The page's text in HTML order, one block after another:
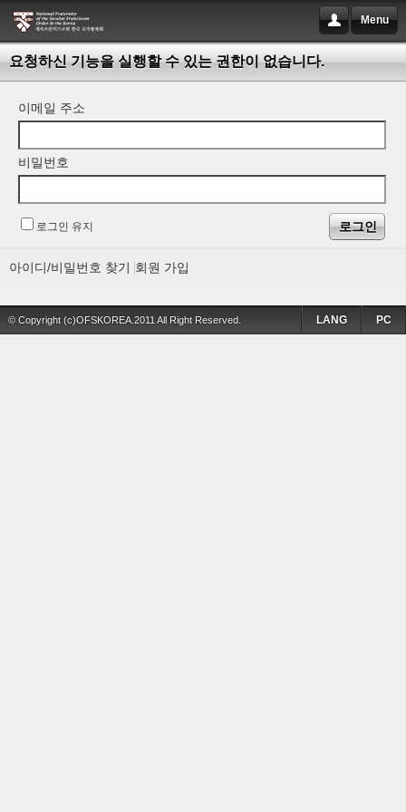
Menu
요청하신 기능을 실행할 수 있는 권한이 없습니다.
이메일 주소
비밀번호
로그인 유지
아이디/비밀번호 찾기 회원 가입
© Copyright (c)OFSKOREA.2011 All Right Reserved. PC
LANG